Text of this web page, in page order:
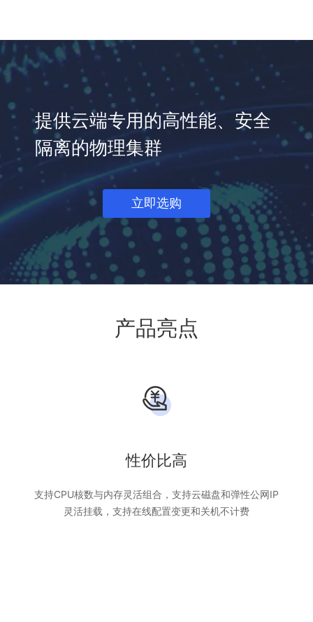
提供云端专用的高性能、安全
隔离的物理集群
立即选购
产品亮点
性价比高
支持CPU核数与内存灵活组合，支持云磁盘和弹性公网IP
灵活挂载，支持在线配置变更和关机不计费